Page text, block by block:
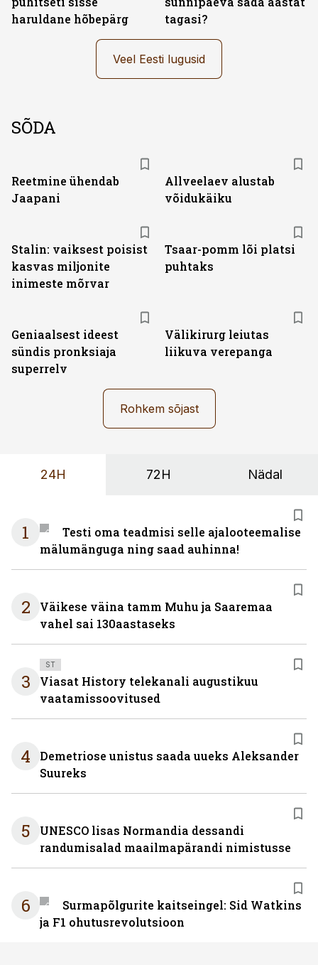
haruldane hõbepärg
tagasi?
Veel Eesti lugusid
SÕDA
Reetmine ühendab
Jaapani
Allveelaev alustab
võidukäiku
Stalin: vaiksest poisist
kasvas miljonite
inimeste mõrvar
Tsaar-pomm lõi platsi
puhtaks
Geniaalsest ideest
sündis pronksiaja
superrelv
Välikirurg leiutas
liikuva verepanga
Rohkem sõjast
24H 72H Nädal
1
Testi oma teadmisi selle ajalooteemalise
mälumänguga ning saad auhinna!
2
Väikese väina tamm Muhu ja Saaremaa
vahel sai 130aastaseks
3
ST
Viasat History telekanali augustikuu
vaatamissoovitused
4
Demetriose unistus saada uueks Aleksander
Suureks
5
UNESCO lisas Normandia dessandi
randumisalad maailmapärandi nimistusse
6
Surmapõlgurite kaitseingel: Sid Watkins
ja F1 ohutusrevolutsioon